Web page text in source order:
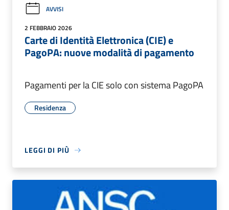
AVVISI
2 FEBBRAIO 2026
Carte di Identità Elettronica (CIE) e
PagoPA: nuove modalità di pagamento
Pagamenti per la CIE solo con sistema PagoPA
Residenza
LEGGI DI PIÙ